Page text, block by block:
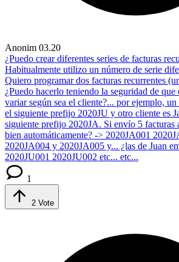
Anonim 03.20
¿Puedo crear diferentes series de facturas
Habitualmente utilizo un número de serie
Quiero programar dos facturas recurrentes
¿Puedo hacerlo teniendo la seguridad de que
variar según sea el cliente?... por ejemplo,
el siguiente prefijo 2020JU y otro cliente es
siguiente prefijo 2020JA. Si envío 5 facturas
bien automáticamente? -> 2020JA001
2020JA004 y 2020JA005 y... ¿las de Juan
2020JU001 2020JU002 etc... etc...
1
2 Vote